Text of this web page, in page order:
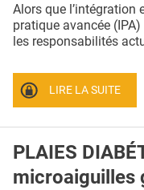
QUI SOMMES-NOUS ?
CONDITIONS GÉNÉRALES
CRÉDITS
Alors que l’intégration
pratique avancée
les responsabilités
LIRE LA SUITE
PLAIES
microaiguilles